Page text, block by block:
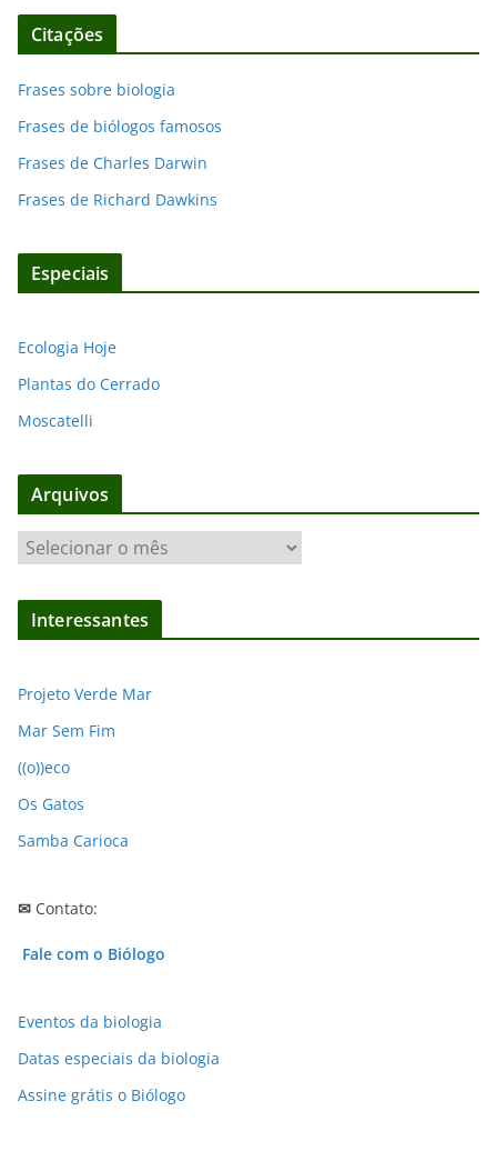
Citações
Frases sobre biologia
Frases de biólogos famosos
Frases de Charles Darwin
Frases de Richard Dawkins
Especiais
Ecologia Hoje
Plantas do Cerrado
Moscatelli
Arquivos
r
q
s
Interessantes
Projeto Verde Mar
Mar Sem Fim
((o))eco
Os Gatos
Samba Carioca
✉ Contato:
Fale com o Biólogo
Eventos da biologia
Datas especiais da biologia
Assine grátis o Biólogo